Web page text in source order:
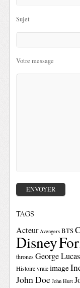
Sujet
Votre message
TAGS
Acteur Avengers BTS
Disney
thrones George Lucas
Histoire vraie image
John Doe John Hurt